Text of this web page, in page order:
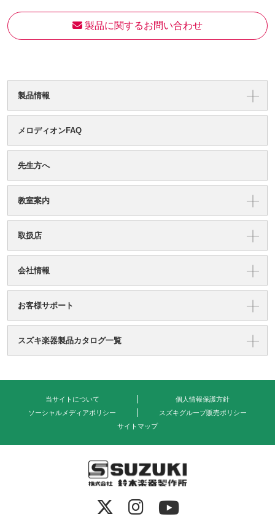
製品に関するお問い合わせ
製品情報
メロディオンFAQ
先生方へ
教室案内
取扱店
会社情報
お客様サポート
スズキ楽器製品カタログ一覧
当サイトについて
個人情報保護方針
ソーシャルメディアポリシー
スズキグループ販売ポリシー
サイトマップ